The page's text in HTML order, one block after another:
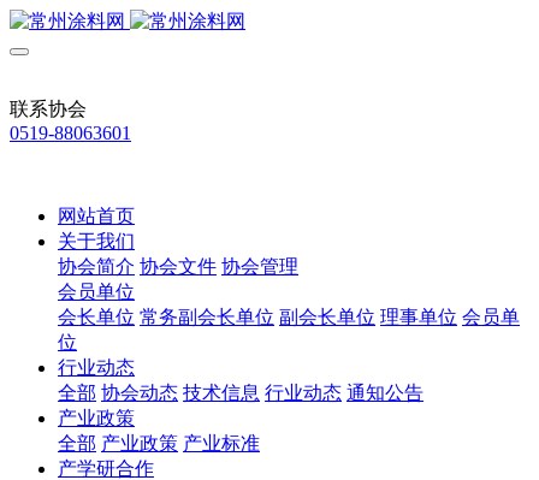
联系协会
0519-88063601
网站首页
关于我们
协会简介 协会文件 协会管理
会员单位
会长单位 常务副会长单位 副会长单位 理事单位 会员单
位
行业动态
全部 协会动态 技术信息 行业动态 通知公告
产业政策
全部 产业政策 产业标准
产学研合作